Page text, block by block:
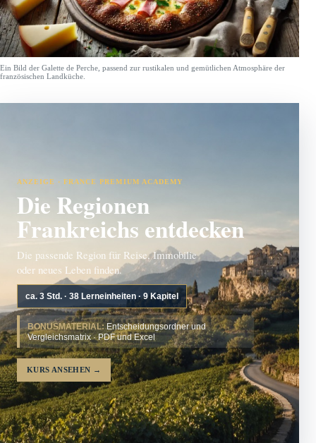
Ein Bild der Galette de Perche, passend zur rustikalen und gemütlichen Atmosphäre der
französischen Landküche.
ANZEIGE · FRANCE PREMIUM ACADEMY
Die Regionen
Frankreichs entdecken
Die passende Region für Reise, Immobilie
oder neues Leben finden.
ca. 3 Std. · 38 Lerneinheiten · 9 Kapitel
BONUSMATERIAL:Entscheidungsordner und
Vergleichsmatrix · PDF und Excel
KURS ANSEHEN →